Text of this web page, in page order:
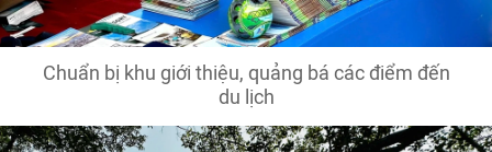
Chuẩn bị khu giới thiệu, quảng bá các điểm đến
du lịch